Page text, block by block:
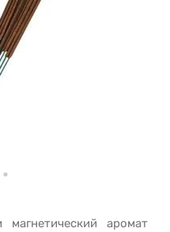
аромат